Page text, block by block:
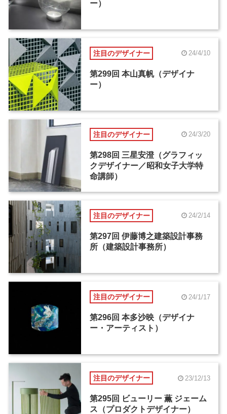
ー）
注目のデザイナー 24/4/10
第299回 本山真帆（デザイナ
ー）
注目のデザイナー 24/3/20
第298回 三星安澄（グラフィッ
クデザイナー／昭和女子大学特
命講師）
注目のデザイナー 24/2/14
第297回 伊藤博之建築設計事務
所（建築設計事務所）
注目のデザイナー 24/1/17
第296回 本多沙映（デザイナ
ー・アーティスト）
注目のデザイナー 23/12/13
第295回 ビューリー 薫 ジェーム
ス（プロダクトデザイナー）